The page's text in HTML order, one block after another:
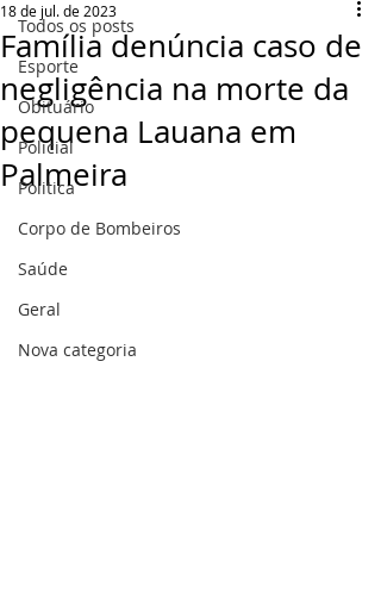
Todos os posts
Esporte
Obituário
Policial
Politica
Corpo de Bombeiros
Saúde
Geral
Nova categoria
Família denúncia caso de
negligência na morte da
pequena Lauana em
Palmeira
18 de jul. de 2023